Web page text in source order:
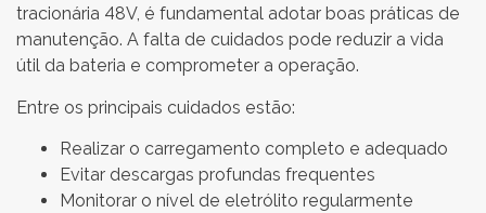
tracionária 48V, é fundamental adotar boas práticas de
manutenção. A falta de cuidados pode reduzir a vida
útil da bateria e comprometer a operação.
Entre os principais cuidados estão:
Realizar o carregamento completo e adequado
Evitar descargas profundas frequentes
Monitorar o nível de eletrólito regularmente